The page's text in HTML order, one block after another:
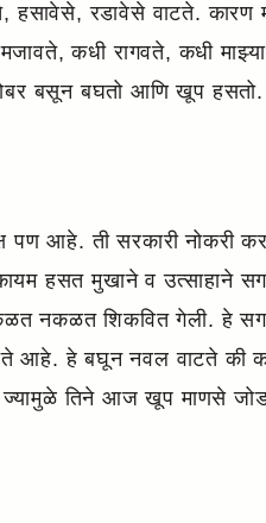
हसावेसे, रडावेसे वाटते.
कधी रागवते, कधी
बसून बघतो आणि खूप
आहे. ती सरकारी नोकरी
कायम हसत मुखाने व
नकळत शिकवित गेली. हे
आहे. हे बघून नवल वाटते
ज्यामुळे तिने आज खूप माणसे